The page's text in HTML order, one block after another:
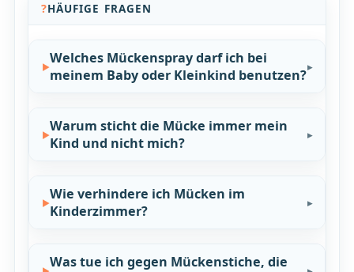
HÄUFIGE FRAGEN
Welches Mückenspray darf ich bei
meinem Baby oder Kleinkind benutzen?
Warum sticht die Mücke immer mein
Kind und nicht mich?
Wie verhindere ich Mücken im
Kinderzimmer?
Was tue ich gegen Mückenstiche, die